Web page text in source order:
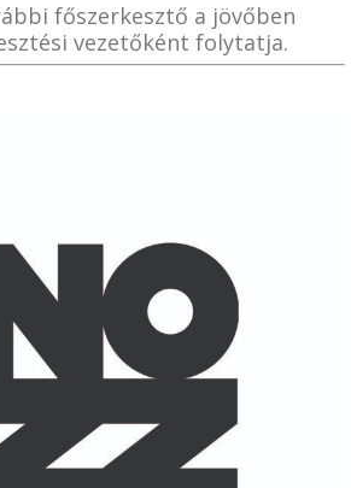
főszerkesztő a jövőben
vezetőként folytatja.